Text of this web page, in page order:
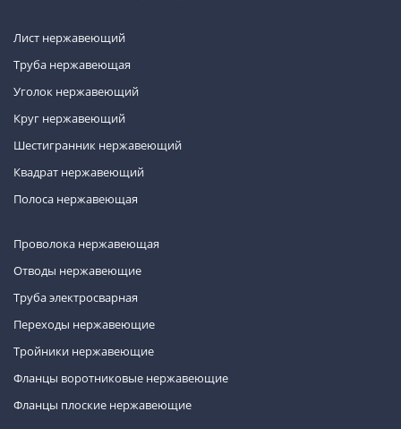
Лист нержавеющий
Труба нержавеющая
Уголок нержавеющий
Круг нержавеющий
Шестигранник нержавеющий
Квадрат нержавеющий
Полоса нержавеющая
Проволока нержавеющая
Отводы нержавеющие
Труба электросварная
Переходы нержавеющие
Тройники нержавеющие
Фланцы воротниковые нержавеющие
Фланцы плоские нержавеющие